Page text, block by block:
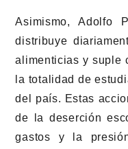
Asimismo, Adolfo
distribuye
alimenticias y suple
la totalidad de
del país. Estas
de la deserción
gastos y la